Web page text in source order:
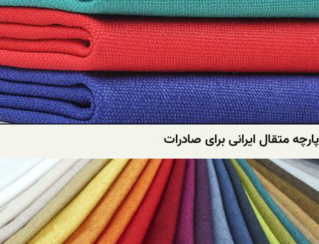
پارچه متقال ایرانی برای صادرات